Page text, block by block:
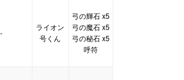
-
ライオン
号くん
弓の輝石 x5
弓の魔石 x5
弓の秘石 x5
呼符